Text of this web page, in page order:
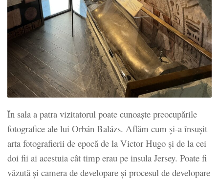
În sala a patra vizitatorul poate cunoaște preocupările
fotografice ale lui Orbán Balázs. Aflăm cum și-a însușit
arta fotografierii de epocă de la Victor Hugo și de la cei
doi fii ai acestuia cât timp erau pe insula Jersey. Poate fi
văzută și camera de developare și procesul de developare